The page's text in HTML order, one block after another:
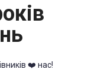
❤️ нас!